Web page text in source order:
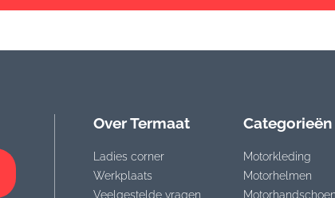
Over Termaat
Ladies corner
Werkplaats
Veelgestelde vragen
Categorieën
Motorkleding
Motorhelmen